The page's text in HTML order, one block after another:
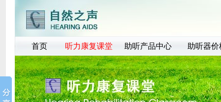
首页 听力康复课堂 助听产品中心 助听器价